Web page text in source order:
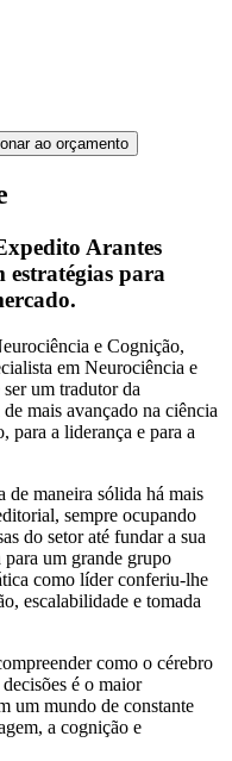
ao orçamento
Arantes
estratégias para
e Cognição,
em Neurociência e
um tradutor da
mais avançado na ciência
para a liderança e para a
de maneira sólida há mais
sempre ocupando
do setor até fundar a sua
um grande grupo
como líder conferiu-lhe
escalabilidade e tomada
como o cérebro
é o maior
um mundo de constante
a cognição e